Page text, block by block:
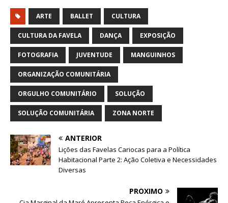
ARTE BALLET CULTURA
CULTURA DA FAVELA DANÇA EXPOSIÇÃO
FOTOGRAFIA JUVENTUDE MANGUINHOS
ORGANIZAÇÃO COMUNITÁRIA
ORGULHO COMUNITÁRIO SOLUÇÃO
SOLUÇÃO COMUNITÁRIA ZONA NORTE
ANTERIOR
Lições das Favelas Cariocas para a Política
Habitacional Parte 2: Ação Coletiva e Necessidades
Diversas
PRÓXIMO